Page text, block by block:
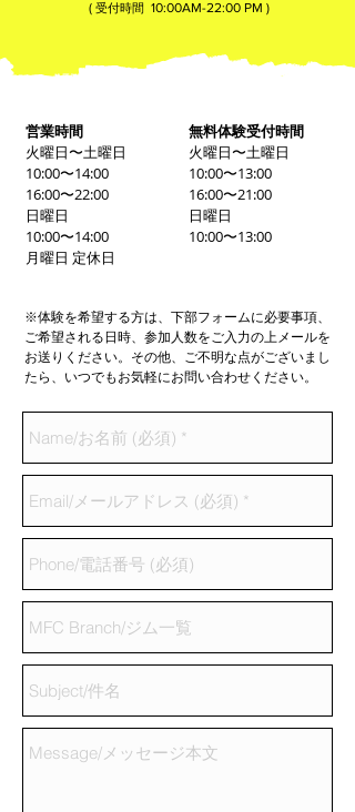
10:00AM-22:00​ PM )
営業時間
火曜日〜土曜日
10:00〜14:00
16:00〜22:00
日曜日
月曜日 定休日
無料体験受付時間
火曜日〜土曜日
10:00〜13:00
16:00〜21:00
※体験を希望する方は、下部フォームに必要事項、
ご希望される日時、参加人数をご入力の上メールを